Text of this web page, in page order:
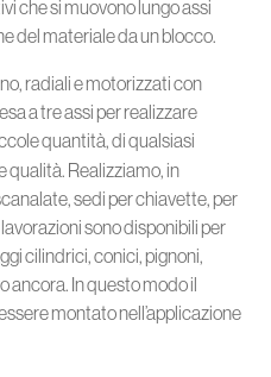
che si muovono lungo assi
del materiale da un blocco.
radiali e motorizzati con
a tre assi per realizzare
quantità, di qualsiasi
qualità. Realizziamo, in
sedi per chiavette, per
sono disponibili per
cilindrici, conici, pignoni,
ancora. In questo modo il
montato nell’applicazione